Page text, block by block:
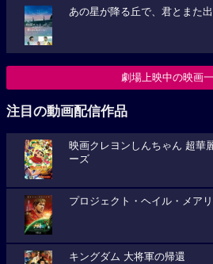
あの星が降る丘で、君とまた出
劇場上映中の映画
注目の動画配信作品
映画クレヨンしんちゃん 超華
ーズ
プロジェクト・ヘイル・メア
キングダム 大将軍の帰還